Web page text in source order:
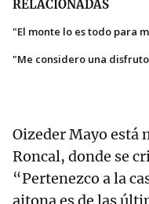
RELACIONADAS
"El monte lo es todo para
"Me considero una
Oizeder Mayo está
Roncal, donde se
“Pertenezco a la